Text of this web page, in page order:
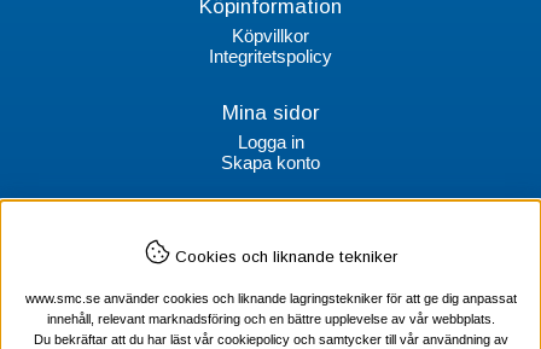
Köpinformation
Köpvillkor
Integritetspolicy
Mina sidor
Logga in
Skapa konto
SMC Stockholms Maskincentral AB
100 64 Stockholm
Tel Verktyg: 08-578 55 230
Cookies och liknande tekniker
www.smc.se använder cookies och liknande lagringstekniker för att ge dig anpassat
innehåll, relevant marknadsföring och en bättre upplevelse av vår webbplats.
Du bekräftar att du har läst vår cookiepolicy och samtycker till vår användning av